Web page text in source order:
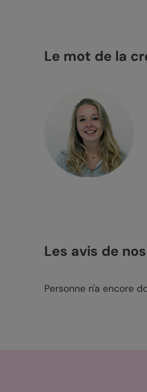
Le mot de la
Les avis de
Personne n'a encore